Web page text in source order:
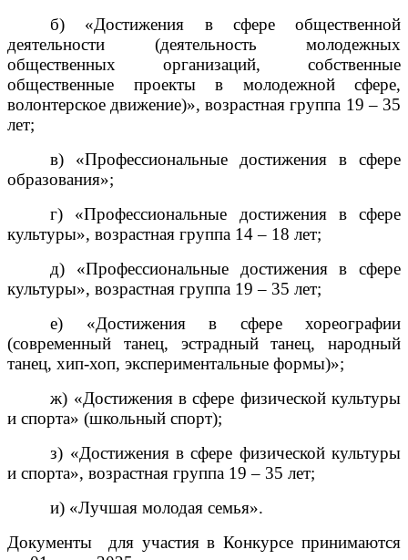
б) «Достижения в сфере общественной
деятельности (деятельность молодежных
общественных организаций, собственные
общественные проекты в молодежной сфере,
волонтерское движение)», возрастная группа 19 – 35
лет;
в) «Профессиональные достижения в сфере
образования»;
г) «Профессиональные достижения в сфере
культуры», возрастная группа 14 – 18 лет;
д) «Профессиональные достижения в сфере
культуры», возрастная группа 19 – 35 лет;
е) «Достижения в сфере хореографии
(современный танец, эстрадный танец, народный
танец, хип-хоп, экспериментальные формы)»;
ж) «Достижения в сфере физической культуры
и спорта» (школьный спорт);
з) «Достижения в сфере физической культуры
и спорта», возрастная группа 19 – 35 лет;
и) «Лучшая молодая семья».
Документы
для участия в Конкурсе принимаются